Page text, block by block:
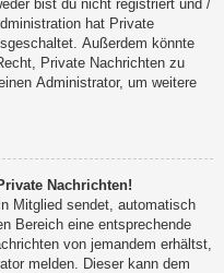
bist du nicht registriert und /
hat Private
Außerdem könnte
Private Nachrichten zu
Administrator, um weitere
Nachrichten!
Mitglied sendet, automatisch
Bereich eine entsprechende
von jemandem erhältst,
melden. Dieser kann dem